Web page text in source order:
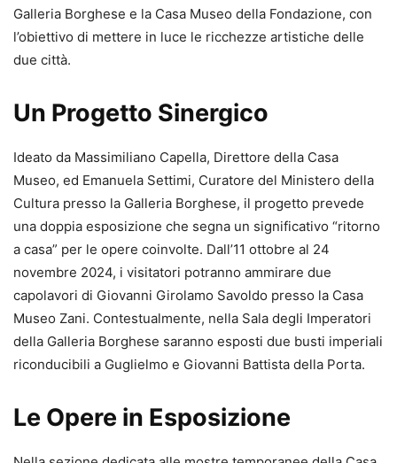
Galleria Borghese e la Casa Museo della Fondazione, con
l’obiettivo di mettere in luce le ricchezze artistiche delle
due città.
Un Progetto Sinergico
Ideato da Massimiliano Capella, Direttore della Casa
Museo, ed Emanuela Settimi, Curatore del Ministero della
Cultura presso la Galleria Borghese, il progetto prevede
una doppia esposizione che segna un significativo “ritorno
a casa” per le opere coinvolte. Dall’11 ottobre al 24
novembre 2024, i visitatori potranno ammirare due
capolavori di Giovanni Girolamo Savoldo presso la Casa
Museo Zani. Contestualmente, nella Sala degli Imperatori
della Galleria Borghese saranno esposti due busti imperiali
riconducibili a Guglielmo e Giovanni Battista della Porta.
Le Opere in Esposizione